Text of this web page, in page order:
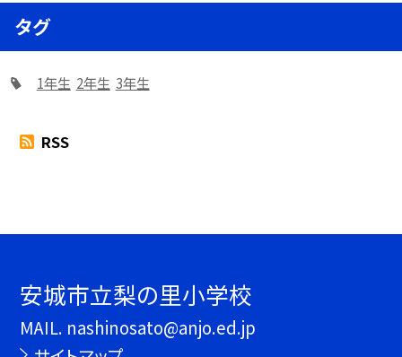
タグ
1年生 2年生 3年生
RSS
安城市立梨の里小学校
MAIL. nashinosato@anjo.ed.jp